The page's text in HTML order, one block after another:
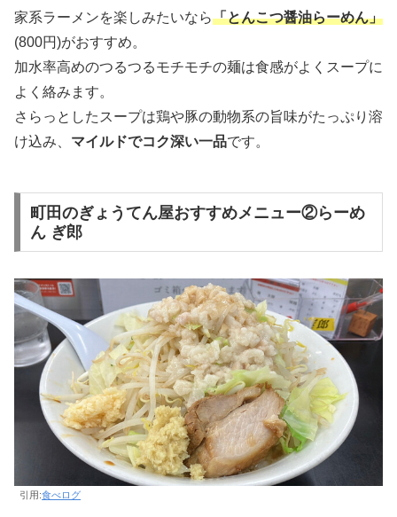
家系ラーメンを楽しみたいなら「とんこつ醤油らーめん」
(800円)がおすすめ。
加水率高めのつるつるモチモチの麺は食感がよくスープに
よく絡みます。
さらっとしたスープは鶏や豚の動物系の旨味がたっぷり溶
け込み、 マイルドでコク深い一品です。
町田のぎょうてん屋おすすめメニュー②らーめ
ん ぎ郎
引用:食べログ